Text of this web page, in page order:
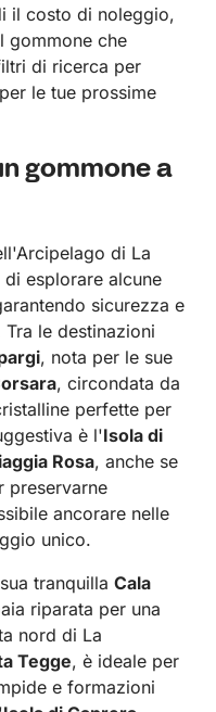
il costo di noleggio,
gommone che
di ricerca per
le tue prossime
gommone a
di La
esplorare alcune
sicurezza e
Tra le destinazioni
, nota per le sue
, circondata da
perfette per
è l'Isola di
Rosa, anche se
preservarne
ancorare nelle
unico.
tranquilla Cala
riparata per una
nord di La
Tegge, è ideale per
e formazioni